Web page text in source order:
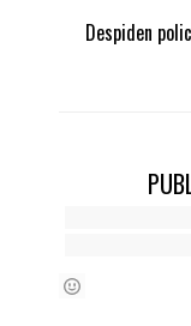
Despiden